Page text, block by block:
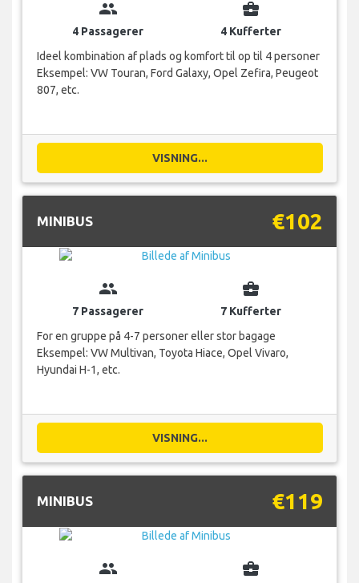
group
4 Passagerer
business_center
4 Kufferter
Ideel kombination af plads og komfort til op til 4 personer
Eksempel: VW Touran, Ford Galaxy, Opel Zefira, Peugeot
807, etc.
VISNING...
MINIBUS €102
group
7 Passagerer
business_center
7 Kufferter
For en gruppe på 4-7 personer eller stor bagage
Eksempel: VW Multivan, Toyota Hiace, Opel Vivaro,
Hyundai H-1, etc.
VISNING...
MINIBUS €119
group business_center